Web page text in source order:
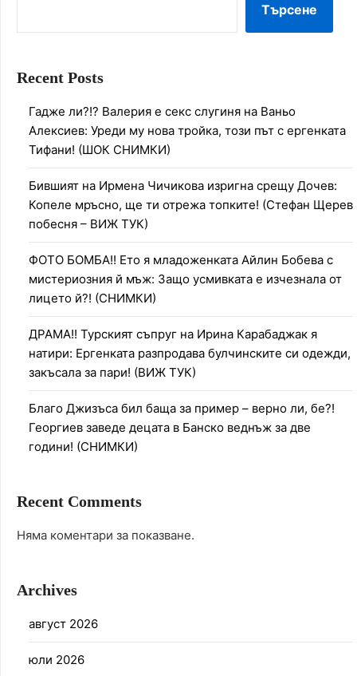
Търсене
Recent Posts
Гадже ли?!? Валерия е секс слугиня на Ваньо
Алексиев: Уреди му нова тройка, този път с ергенката
Тифани! (ШОК СНИМКИ)
Бившият на Ирмена Чичикова изригна срещу Дочев:
Копеле мръсно, ще ти отрежа топките! (Стефан Щерев
побесня – ВИЖ ТУК)
ФОТО БОМБА!! Ето я младоженката Айлин Бобева с
мистериозния й мъж: Защо усмивката е изчезнала от
лицето й?! (СНИМКИ)
ДРАМА!! Турският съпруг на Ирина Карабаджак я
натири: Ергенката разпродава булчинските си одежди,
закъсала за пари! (ВИЖ ТУК)
Благо Джизъса бил баща за пример – верно ли, бе?!
Георгиев заведе децата в Банско веднъж за две
години! (СНИМКИ)
Recent Comments
Няма коментари за показване.
Archives
август 2026
юли 2026